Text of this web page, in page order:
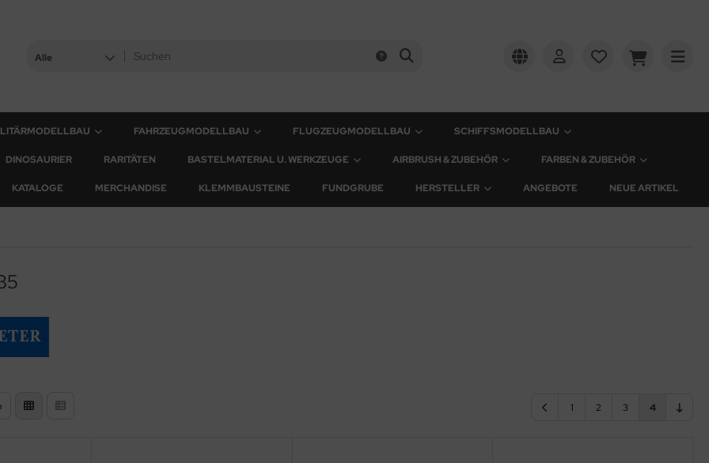
Alle
FAHRZEUGMODELLBAU FLUGZEUGMODELLBAU SCHIFFSMODELLBAU
DINOSAURIER RARITÄTEN BASTELMATERIAL U. WERKZEUGE AIRBRUSH & ZUBEHÖR FARBEN & ZUBEHÖR
KATALOGE MERCHANDISE KLEMMBAUSTEINE FUNDGRUBE HERSTELLER ANGEBOTE NEUE ARTIKEL
1 2 3 4